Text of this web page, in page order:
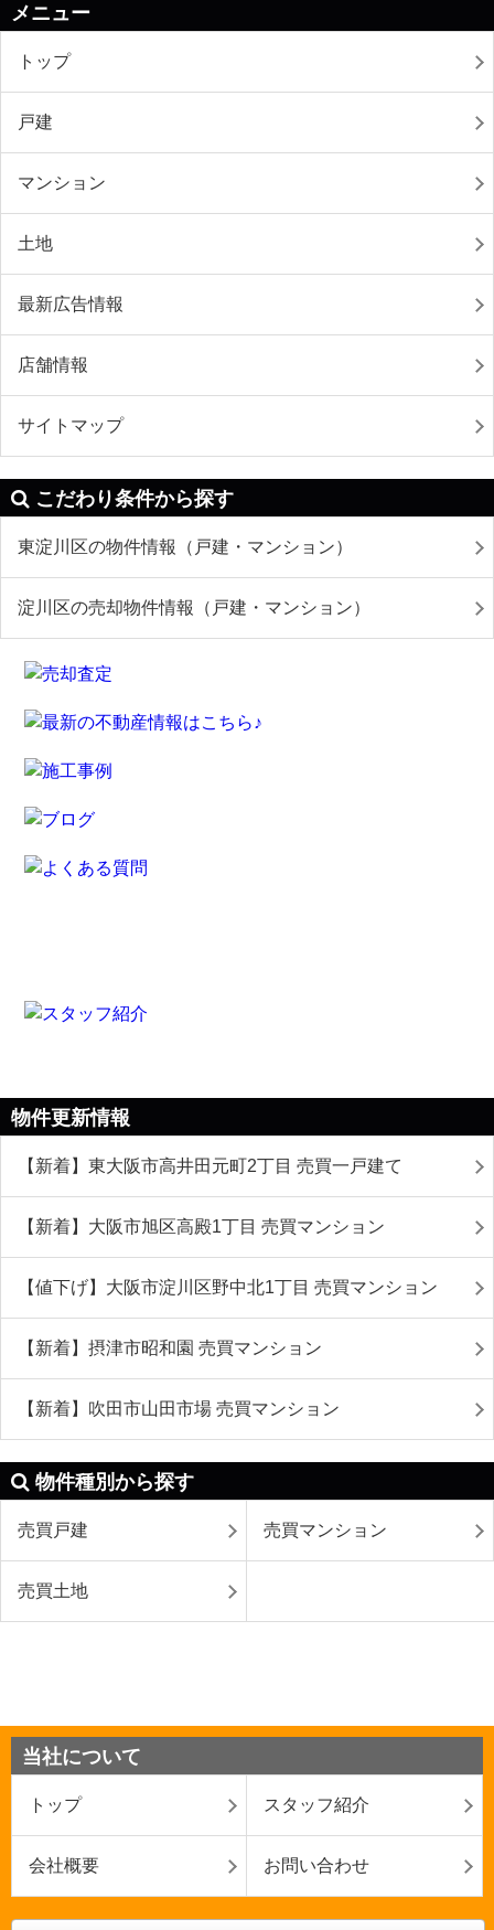
メニュー
トップ
戸建
マンション
土地
最新広告情報
店舗情報
サイトマップ
こだわり条件から探す
東淀川区の物件情報（戸建・マンション）
淀川区の売却物件情報（戸建・マンション）
物件更新情報
【新着】東大阪市高井田元町2丁目 売買一戸建て
【新着】大阪市旭区高殿1丁目 売買マンション
【値下げ】大阪市淀川区野中北1丁目 売買マンション
【新着】摂津市昭和園 売買マンション
【新着】吹田市山田市場 売買マンション
物件種別から探す
売買戸建 売買マンション
売買土地
当社について
トップ スタッフ紹介
会社概要 お問い合わせ